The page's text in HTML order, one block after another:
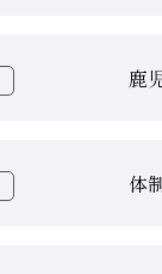
鹿
体